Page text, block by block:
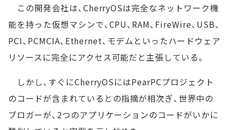
この開発会社は、CherryOSは完全なネットワーク機
能を持った仮想マシンで、CPU、RAM、FireWire、USB、
PCI、PCMCIA、Ethernet、モデムといったハードウェア
リソースに完全にアクセス可能だと主張している。
しかし、すぐにCherryOSにはPearPCプロジェクト
のコードが含まれているとの指摘が相次ぎ、世界中の
ブロガーが、2つのアプリケーションのコードがいかに